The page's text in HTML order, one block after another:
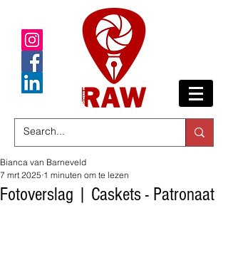
Fotoverslag | Caskets - Patronaat
Bianca van Barneveld
7 mrt 2025 1 minuten om te lezen